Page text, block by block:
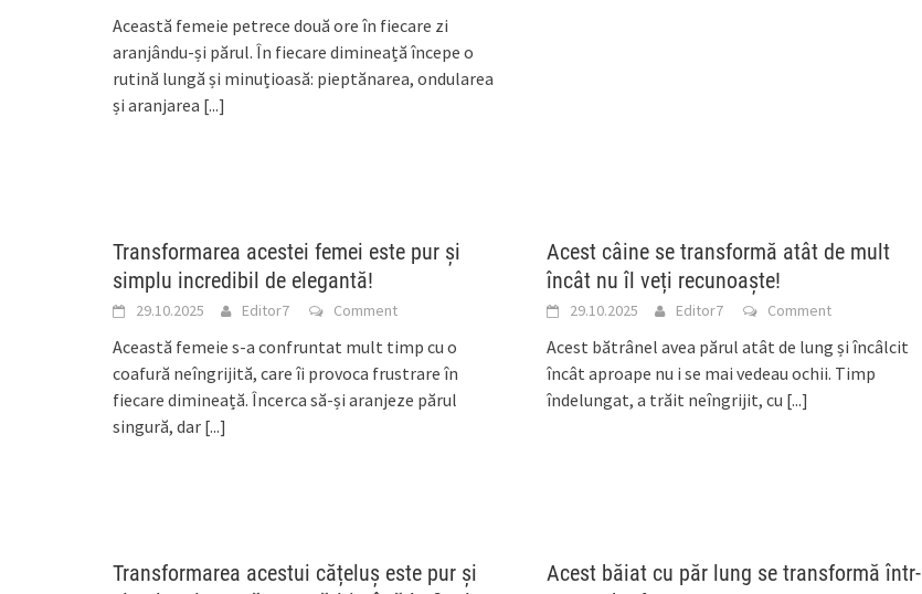
Această femeie petrece două ore în fiecare zi
aranjându-și părul. În fiecare dimineață începe o
rutină lungă și minuțioasă: pieptănarea, ondularea
și aranjarea [...]
Transformarea acestei femei este pur și
simplu incredibil de elegantă!
29.10.2025 Editor7 Comment
Această femeie s-a confruntat mult timp cu o
coafură neîngrijită, care îi provoca frustrare în
fiecare dimineață. Încerca să-și aranjeze părul
singură, dar [...]
Acest câine se transformă atât de mult
încât nu îl veți recunoaște!
29.10.2025 Editor7 Comment
Acest bătrânel avea părul atât de lung și încâlcit
încât aproape nu i se mai vedeau ochii. Timp
îndelungat, a trăit neîngrijit, cu [...]
Transformarea acestui cățeluș este pur și
Acest băiat cu păr lung se transformă într-